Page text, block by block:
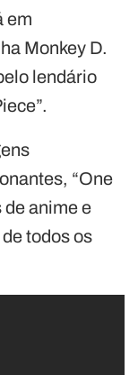
em
Monkey D.
lendário
“One
de anime e
todos os